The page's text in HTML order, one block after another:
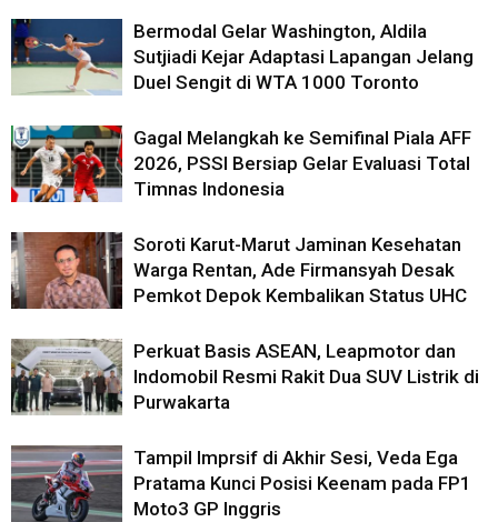
Bermodal Gelar Washington, Aldila
Sutjiadi Kejar Adaptasi Lapangan Jelang
Duel Sengit di WTA 1000 Toronto
Gagal Melangkah ke Semifinal Piala AFF
2026, PSSI Bersiap Gelar Evaluasi Total
Timnas Indonesia
Soroti Karut-Marut Jaminan Kesehatan
Warga Rentan, Ade Firmansyah Desak
Pemkot Depok Kembalikan Status UHC
Perkuat Basis ASEAN, Leapmotor dan
Indomobil Resmi Rakit Dua SUV Listrik di
Purwakarta
Tampil Imprsif di Akhir Sesi, Veda Ega
Pratama Kunci Posisi Keenam pada FP1
Moto3 GP Inggris